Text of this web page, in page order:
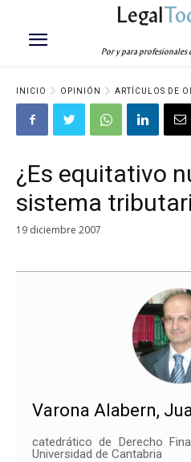
Legal
Por y para profesionales
INICIO OPINIÓN ARTÍCULOS DE
¿Es equitativo
sistema
19 diciembre 2007
Varona Alabern,
catedrático de Derecho
Universidad de Cantabria